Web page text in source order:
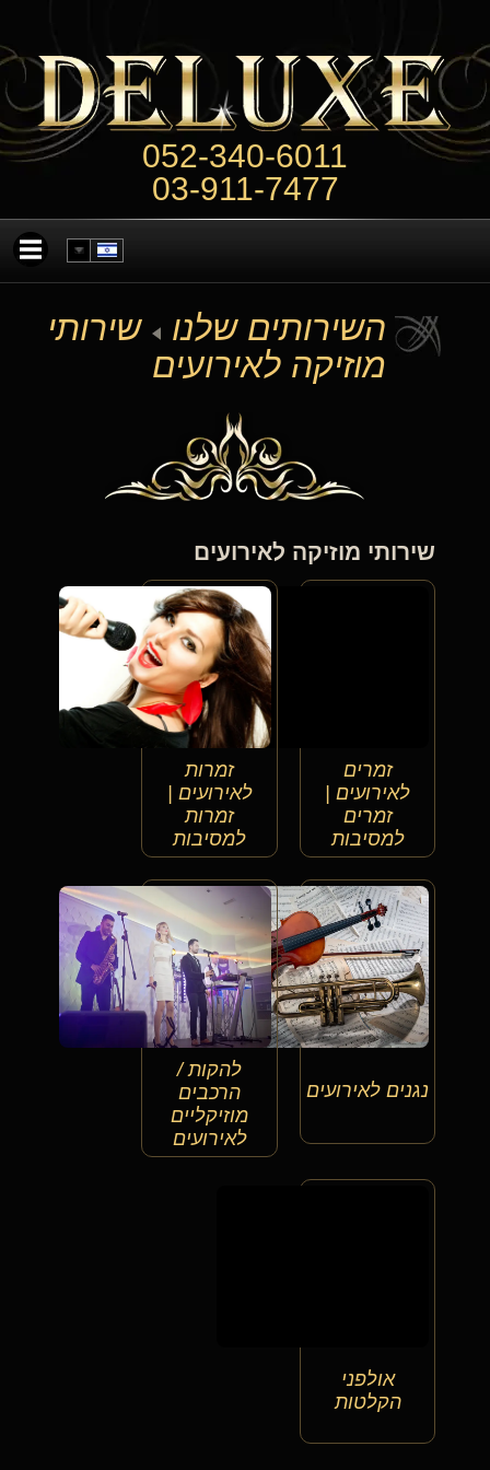
052-340-6011
03-911-7477
השירותים שלנו
שירותי
מוזיקה לאירועים
שירותי מוזיקה לאירועים
זמרים
לאירועים |
זמרים
למסיבות
זמרות
לאירועים |
זמרות
למסיבות
נגנים לאירועים
להקות /
הרכבים
מוזיקליים
לאירועים
אולפני
הקלטות